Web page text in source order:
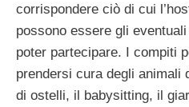
corrispondere ciò di cui
possono essere gli eventuali
poter partecipare. I compiti
prendersi cura degli animali
di ostelli, il babysitting, il